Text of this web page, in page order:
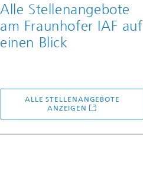
Alle Stellenangebote
am Fraunhofer IAF auf
einen Blick
ALLE STELLENANGEBOTE
ANZEIGEN